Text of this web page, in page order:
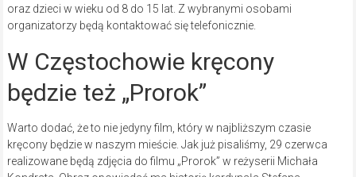
oraz dzieci w wieku od 8 do 15 lat. Z wybranymi osobami
organizatorzy będą kontaktować się telefonicznie.
W Częstochowie kręcony
będzie też „Prorok”
Warto dodać, że to nie jedyny film, który w najbliższym czasie
kręcony będzie w naszym mieście. Jak już pisaliśmy, 29 czerwca
realizowane będą zdjęcia do filmu „Prorok” w reżyserii Michała